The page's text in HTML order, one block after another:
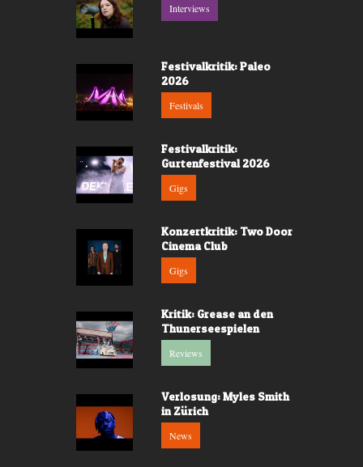
Interviews
Festivalkritik: Paleo
2026
Festivals
Festivalkritik:
Gurtenfestival 2026
Gigs
Konzertkritik: Two Door
Cinema Club
Gigs
Kritik: Grease an den
Thunerseespielen
Reviews
Verlosung: Myles Smith
in Zürich
News